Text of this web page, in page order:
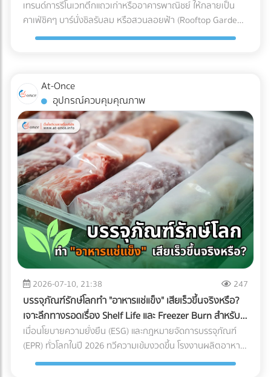
สดใสและคมชัดมากกว่าหมึกปิโตรเลียมในบางเฉดสีอีกด้วย ข้อ
แตกต่างระหว่าง หมึกดั้งเดิม Vs. Soy Ink ยกระดับบรรจุภัณฑ์
ของคุณ เพื่อพิชิตใจลูกค้ารายใหญ่ อย่าปล่อยให้บรรจุภัณฑ์แบบ
Ink ระดับอุตสาหกรรม เข้ามาค้นหาและเปรียบเทียบพาร์ทเนอร์โรง
พิมพ์คุณภาพได้ฟรีที่ At-once แพลตฟอร์มรวมบริษัท B2B ชั้น
นำของไทย!
เทรนด์การรีโนเวทตึกแถวเก่าหรืออาคารพาณิชย์ ให้กลายเป็น
คาเฟ่ชิคๆ บาร์นั่งชิลรับลม หรือสวนลอยฟ้า (Rooftop Garden)
กำลังได้รับความนิยมอย่างมากในยุคปัจจุบัน พื้นที่ดาดฟ้าที่เคย
ไม่ได้มีแค่เรื่องของการเลือกเฟอร์นิเจอร์สวยๆ หรือจัดแสงไฟให้
ถ่ายรูปออกมาดูดีเท่านั้น หากคุณกำลังวางแผนจะต่อเติมพื้นที่
ชั้นบนสุด นี่คือข้อควรรู้สำคัญที่คุณต้องเช็กให้ชัวร์ก่อนที่งบ
ประมาณจะบานปลาย 1. โครงสร้างอาคารเดิมรับน้ำหนักไหวหรือ
ไม่? (Structural Load) สิ่งแรกที่ต้องคำนึงถึงคือ "ความแข็งแรง
ของโครงสร้าง" ดาดฟ้าตึกแถวเก่าส่วนใหญ่ถูกออกแบบมาเพื่อ
รับน้ำหนักของตัวโครงสร้างเองและแท็งก์น้ำเท่านั้น ไม่ได้เผื่อ
สำหรับการรับน้ำหนักของกระถางต้นไม้ขนาดใหญ่ ดินอุ้มน้ำ พื้น
ไม้เทียม หรือจำนวนคนที่ขึ้นไปรวมตัวกันหนาแน่น สิ่งที่ต้องทำ:
ควรปรึกษาวิศวกรโครงสร้างเพื่อประเมินความสามารถในการรับ
น้ำหนัก (Live Load และ Dead Load) ก่อนตัดสินใจเทปูนเพิ่ม
หรือนำของหนักขึ้นไปติดตั้ง เพื่อป้องกันอันตรายจากโครงสร้าง
ทรุดตัว 2. กฎหมายอาคารและทางหนีไฟ (Safety Regulations)
การเปลี่ยนพื้นที่ดาดฟ้าให้เป็นพื้นที่สาธารณะที่มีคนใช้งานจำนวน
มาก ต้องคำนึงถึงกฎหมายควบคุมอาคารอย่างเคร่งครัด สิ่งที่
ต้องทำ: ตรวจสอบความสูงของราวกันตก (Parapet) ว่ามีความ
สูงเพียงพอและแข็งแรงหรือไม่ นอกจากนี้ต้องมีป้ายบอกทางหนี
ไฟที่ชัดเจน ระบบแสงสว่างฉุกเฉิน และบันไดที่กว้างพอสำหรับการ
อพยพผู้คนหากเกิดเหตุฉุกเฉิน 3. สภาพการระบายน้ำ
(Drainage System) ดาดฟ้าคือด่านแรกที่ต้องปะทะกับพายุฝน
At-Once
อุปกรณ์ควบคุมคุณภาพ
2026-07-10, 21:38 247
บรรจุภัณฑ์รักษ์โลกทำ "อาหารแช่แข็ง" เสียเร็วขึ้นจริงหรือ?
เจาะลึกทางรอดเรื่อง Shelf Life และ Freezer Burn สำหรับ
โรงงานอุตสาหกรรม
เมื่อนโยบายความยั่งยืน (ESG) และกฎหมายจัดการบรรจุภัณฑ์
(EPR) ทั่วโลกในปี 2026 ทวีความเข้มงวดขึ้น โรงงานผลิตอาหาร
หลายแห่งต่างถูกกดดันให้เปลี่ยนมาใช้ "บรรจุภัณฑ์รักษ์โลก" แต่